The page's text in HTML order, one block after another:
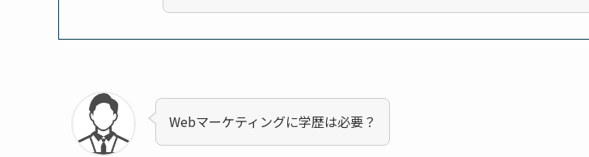
Webマーケティングに学歴は必要？